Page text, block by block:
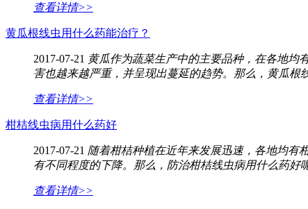
查看详情>>
黄瓜根线虫用什么药能治疗？
2017-07-21 黄瓜作为蔬菜生产中的主要品种，在各地均
害也越来越严重，并呈现出蔓延的趋势。那么，黄瓜根
查看详情>>
柑桔线虫病用什么药好
2017-07-21 随着柑桔种植在近年来发展迅速，各地均有
有不同程度的下降。那么，防治柑桔线虫病用什么药好
查看详情>>